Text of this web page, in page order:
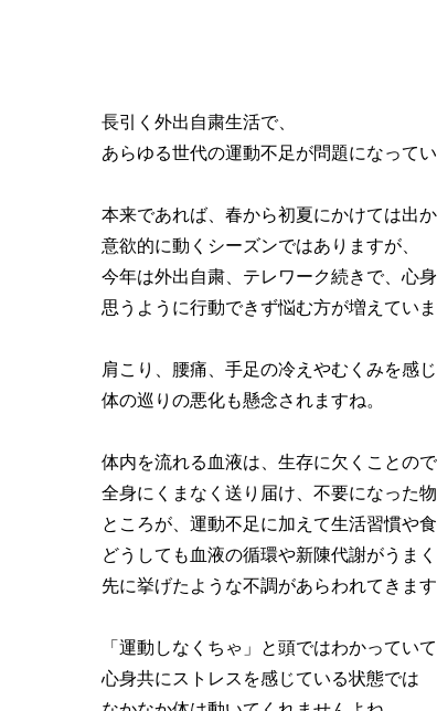
長引く外出自粛生活で、
あらゆる世代の運動不足が問題になってい
本来であれば、春から初夏にかけては出
意欲的に動くシーズンではありますが、
今年は外出自粛、テレワーク続きで、心身
思うように行動できず悩む方が増えていま
肩こり、腰痛、手足の冷えやむくみを感
体の巡りの悪化も懸念されますね。
体内を流れる血液は、生存に欠くことの
全身にくまなく送り届け、不要になった
ところが、運動不足に加えて生活習慣や食
どうしても血液の循環や新陳代謝がうま
先に挙げたような不調があらわれてきます
「運動しなくちゃ」と頭ではわかっていて
心身共にストレスを感じている状態では